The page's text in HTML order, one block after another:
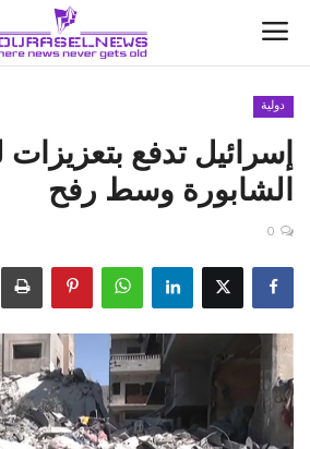
الأخبار
كتّابنا
اقتصاد
علوم وتكنولوجيا
رياضة
دولية
إسرائيل تدفع بتعزيزات
الشابورة وسط رفح
0